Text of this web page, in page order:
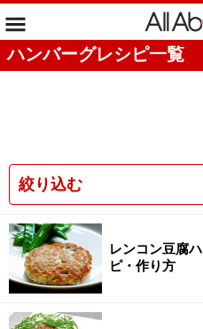
ハンバーグレシピ一覧
絞り込む
レンコン豆腐
ピ・作り方